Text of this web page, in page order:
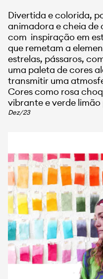
Divertida e colorida,
animadora e cheia
com inspiração em
que remetam a
estrelas, pássaros,
uma paleta de cores
transmitir uma
Cores como rosa
vibrante e verde
Dez/23